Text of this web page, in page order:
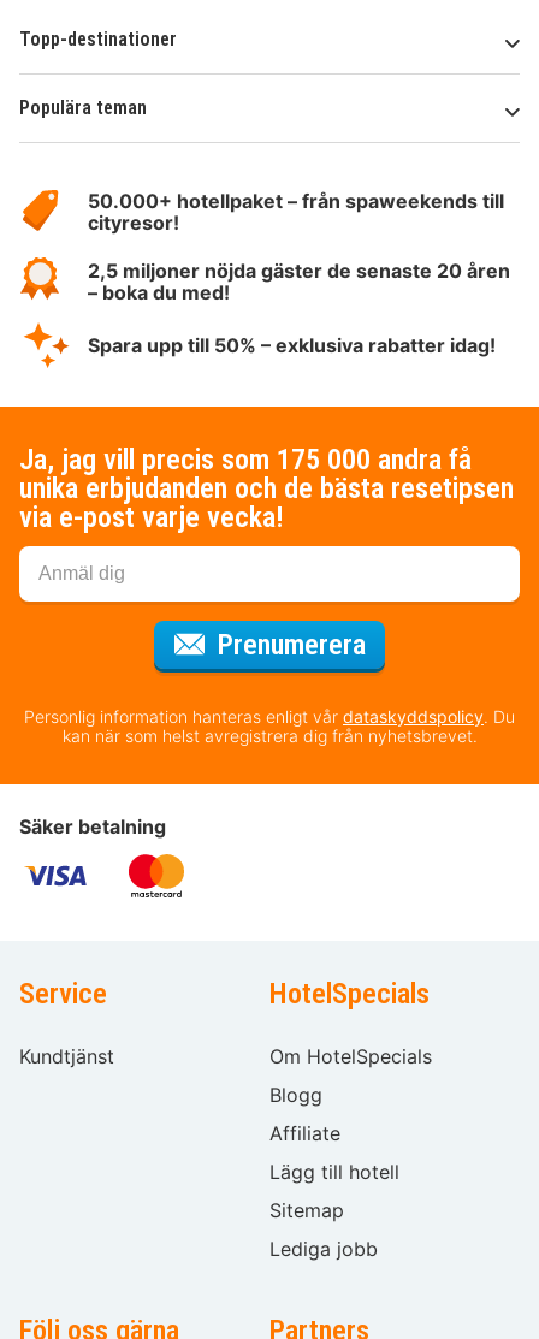
Topp-destinationer
Populära teman
HotelSpecials50.000+ hotellpaket – från spaweekends till
cityresor!
2,5 miljoner nöjda gäster de senaste 20 åren
– boka du med!
Spara upp till 50% – exklusiva rabatter idag!
Ja, jag vill precis som 175 000 andra få
unika erbjudanden och de bästa resetipsen
via e-post varje vecka!
Prenumerera
Personlig information hanteras enligt vår dataskyddspolicy. Du
kan när som helst avregistrera dig från nyhetsbrevet.
Säker betalning
Service
Kundtjänst
HotelSpecials
Om HotelSpecials
Blogg
Affiliate
Lägg till hotell
Sitemap
Lediga jobb
Följ oss gärna Partners